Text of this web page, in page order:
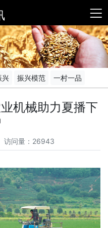
兴 振兴模范 一村一品
机械助力夏播下
问量：26943